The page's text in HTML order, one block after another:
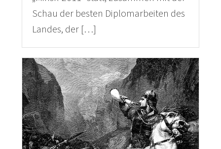
Schau der besten Diplomarbeiten des
Landes, der […]